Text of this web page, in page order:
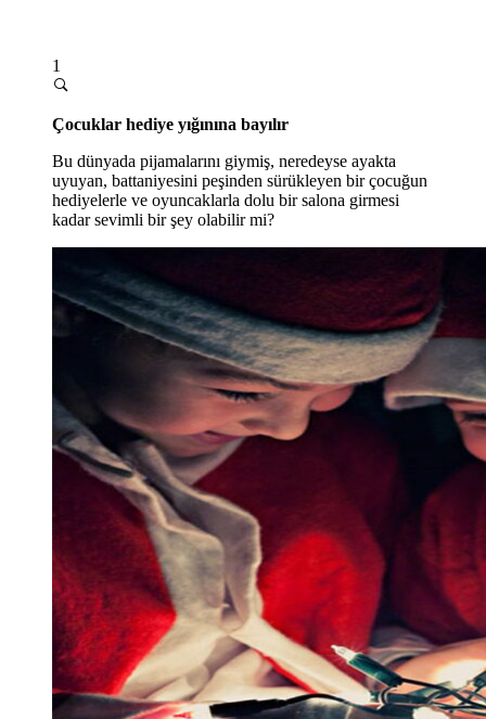
1
Çocuklar hediye yığınına bayılır
Bu dünyada pijamalarını giymiş, neredeyse ayakta
uyuyan, battaniyesini peşinden sürükleyen bir çocuğun
hediyelerle ve oyuncaklarla dolu bir salona girmesi
kadar sevimli bir şey olabilir mi?